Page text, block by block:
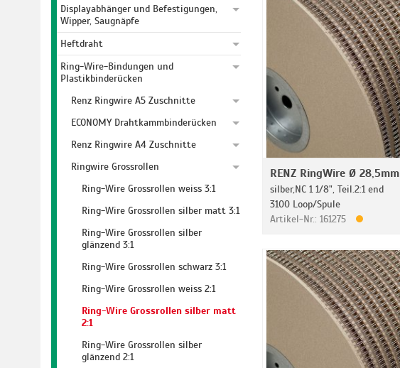
Displayabhänger und Befestigungen,
Wipper, Saugnäpfe
Heftdraht
Ring-Wire-Bindungen und
Plastikbinderücken
Renz Ringwire A5 Zuschnitte
ECONOMY Drahtkammbinderücken
Renz Ringwire A4 Zuschnitte
Ringwire Grossrollen
Ring-Wire Grossrollen weiss 3:1
Ring-Wire Grossrollen silber matt 3:1
Ring-Wire Grossrollen silber
glänzend 3:1
Ring-Wire Grossrollen schwarz 3:1
Ring-Wire Grossrollen weiss 2:1
Ring-Wire Grossrollen silber matt
2:1
Ring-Wire Grossrollen silber
glänzend 2:1
RENZ RingWire Ø 28,5mm
silber,NC 1 1/8", Teil.2:1 end
3100 Loop/Spule
Artikel-Nr.: 161275